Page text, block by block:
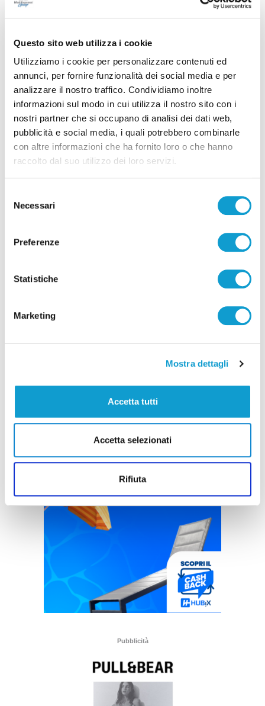
Questo sito web utilizza i cookie
Utilizziamo i cookie per personalizzare contenuti ed
annunci, per fornire funzionalità dei social media e per
analizzare il nostro traffico. Condividiamo inoltre
informazioni sul modo in cui utilizza il nostro sito con i
nostri partner che si occupano di analisi dei dati web,
pubblicità e social media, i quali potrebbero combinarle
con altre informazioni che ha fornito loro o che hanno
raccolto dal suo utilizzo dei loro servizi.
delNecessari
Preferenze
Statistiche
Marketing
Mostra dettagli
Accetta tutti
Accetta selezionati
Rifiuta
Calcio Serie C - Bongelli lascia la Samb e passa
alla Triestina
di Pierluigi Dorotei
Pubblicità